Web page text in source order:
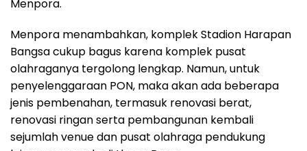
Menpora.
Menpora menambahkan, komplek Stadion Harapan
Bangsa cukup bagus karena komplek pusat
olahraganya tergolong lengkap. Namun, untuk
penyelenggaraan PON, maka akan ada beberapa
jenis pembenahan, termasuk renovasi berat,
renovasi ringan serta pembangunan kembali
sejumlah venue dan pusat olahraga pendukung